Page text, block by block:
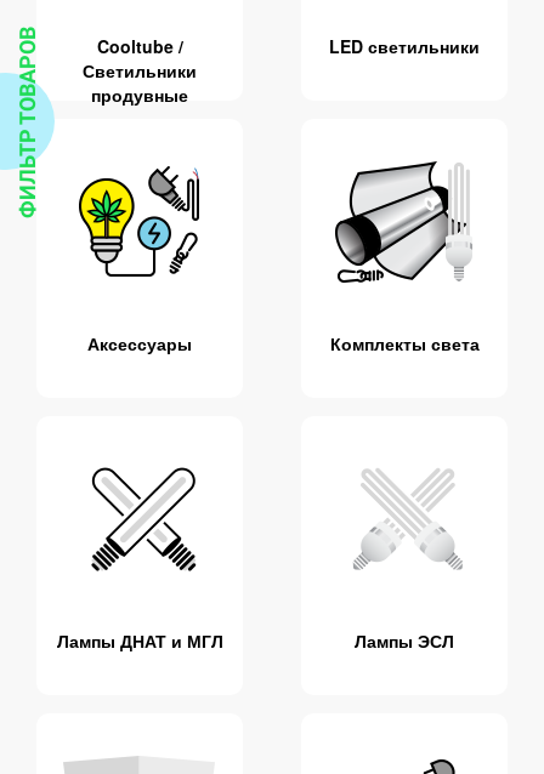
ФИЛЬТР ТОВАРОВ
Cooltube /
Светильники
продувные
LED светильники
Аксессуары Комплекты света
Лампы ДНАТ и МГЛ Лампы ЭСЛ